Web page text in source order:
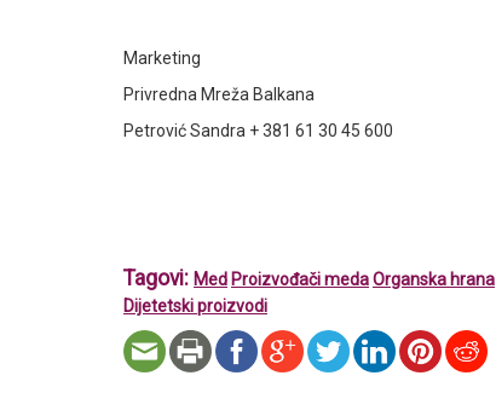
Marketing
Privredna Mreža Balkana
Petrović Sandra + 381 61 30 45 600
Tagovi: Med Proizvođači medaOrganska hrana
Dijetetski proizvodi